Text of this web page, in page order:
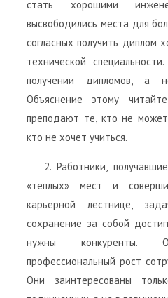
стать хорошими
высвободились места для
согласных получить диплом
технической
получении дипломов, а
Объяснение этому
преподают те, кто не
кто не хочет учиться.
2. Работники,
«теплых» мест и
карьерной лестнице,
сохранение за собой
нужны конкуренты.
профессиональный рост
Они заинтересованы